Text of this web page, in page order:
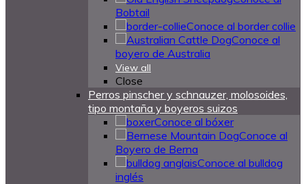
Bobtail
Conoce al border collie
Conoce al
boyero de Australia
View all
Close
Perros pinscher y schnauzer, molosoides,
tipo montaña y boyeros suizos
Conoce al bóxer
Conoce al
Boyero de Berna
Conoce al bulldog
inglés